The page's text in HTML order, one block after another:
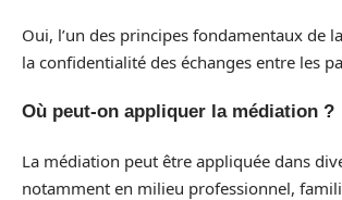
Oui, l’un des principes fondamentaux de
la confidentialité des échanges entre les
Où peut-on appliquer la médiation ?
La médiation peut être appliquée dans
notamment en milieu professionnel,